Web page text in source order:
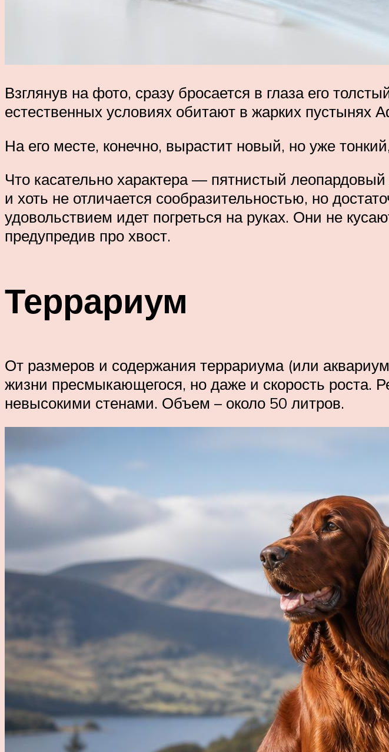
Взглянув на фото, сразу бросается в глаза его
естественных условиях обитают в жарких пустынях
На его месте, конечно, вырастит новый, но уже
Что касательно характера — пятнистый
и хоть не отличается сообразительностью, но
удовольствием идет погреться на руках. Они не
предупредив про хвост.
Террариум
От размеров и содержания террариума (или
жизни пресмыкающегося, но даже и скорость
невысокими стенами. Объем – около 50 литров.